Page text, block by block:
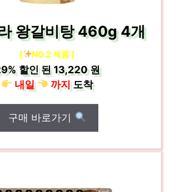
왕갈비탕 460g 4개
[ NO.2 제품 ]
할인 된13,220 원
내일
까지도착
구매 바로가기